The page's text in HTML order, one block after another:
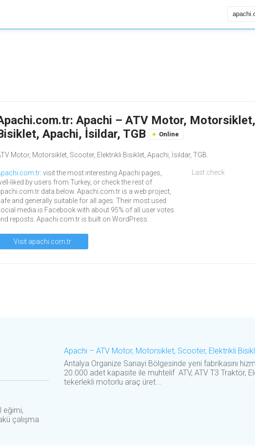
Apachi – ATV Motor,
Apachi, İsildar, TGB
Online
Motor, Motorsiklet, Scooter, Elektrikli Bisiklet, Apachi, İsildar, TGB.
: visit the most interesting Apachi pages,
liked by users from Turkey, or check the rest of
data below. Apachi.com.tr is a web project,
and generally suitable for all ages. Their most used
media is Facebook with about 95% of all user votes
reposts. Apachi.com.tr is built on WordPress.
Visit apachi.com.tr
Last check
eğimi,
çalışma
Apachi – ATV Motor, Motorsiklet, Scooter, Elektrikli
Antalya Organize Sanayi Bölgesinde yeni fabrikasını
20.000 adet kapasite ile muhtelif ATV, ATV T3 Traktör,
tekerlekli motorlu araç üret...